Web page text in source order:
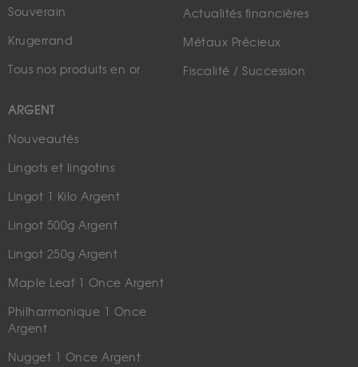
Souverain
Krugerrand
Tous nos produits en or
ARGENT
Nouveautés
Lingots et lingotins
Lingot 1 Kilo Argent
Lingot 500g Argent
Lingot 250g Argent
Maple Leaf 1 Once Argent
Philharmonique 1 Once
Argent
Nugget 1 Once Argent
Actualités financières
Métaux Précieux
Fiscalité / Succession